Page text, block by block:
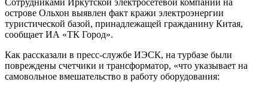
Сотрудниками Иркутской электросетевой компании на
острове Ольхон выявлен факт кражи электроэнергии
туристической базой, принадлежащей гражданину Китая,
сообщает ИА «ТК Город».
Как рассказали в пресс-службе ИЭСК, на турбазе были
повреждены счетчики и трансформатор, «что указывает на
самовольное вмешательство в работу оборудования: